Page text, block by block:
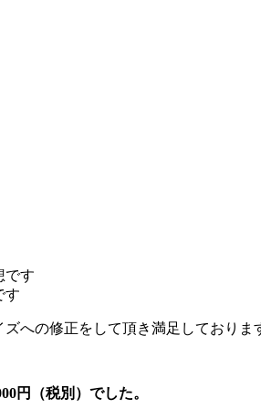
す
ズへの修正をして頂き満足しておりま
円（税別）でした。